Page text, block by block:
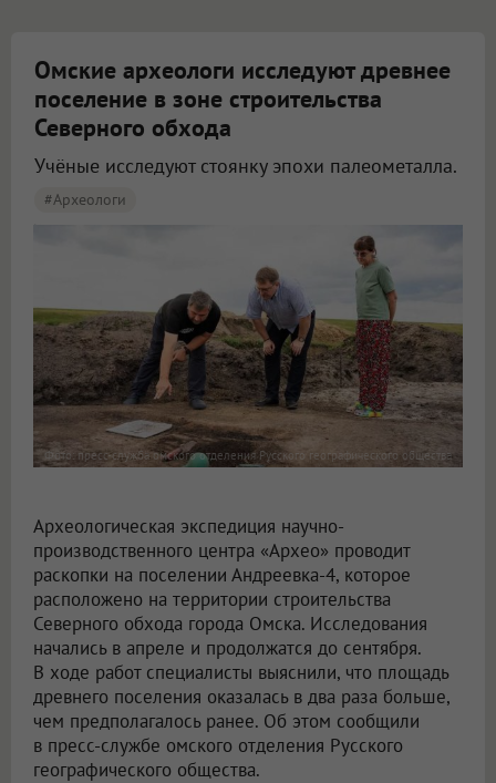
Омские археологи исследуют древнее
поселение в зоне строительства
Северного обхода
Учёные исследуют стоянку эпохи палеометалла.
#археологи
Фото: пресс-служба омского отделения Русского географического общества
Археологическая экспедиция научно-
производственного центра «Архео» проводит
раскопки на поселении Андреевка-4, которое
расположено на территории строительства
Северного обхода города Омска. Исследования
начались в апреле и продолжатся до сентября.
В ходе работ специалисты выяснили, что площадь
древнего поселения оказалась в два раза больше,
чем предполагалось ранее. Об этом сообщили
в пресс-службе омского отделения Русского
географического общества.